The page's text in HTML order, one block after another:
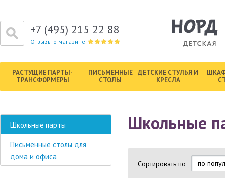
+7 (495) 215 22 88
Отзывы о магазине
РАСТУЩИЕ ПАРТЫ-
ТРАНСФОРМЕРЫ
ПИСЬМЕННЫЕ
СТОЛЫ
ДЕТСКИЕ СТУЛЬЯ И
КРЕСЛА
Школьные парты
Письменные столы для
дома и офиса
Школьные
Сортировать по